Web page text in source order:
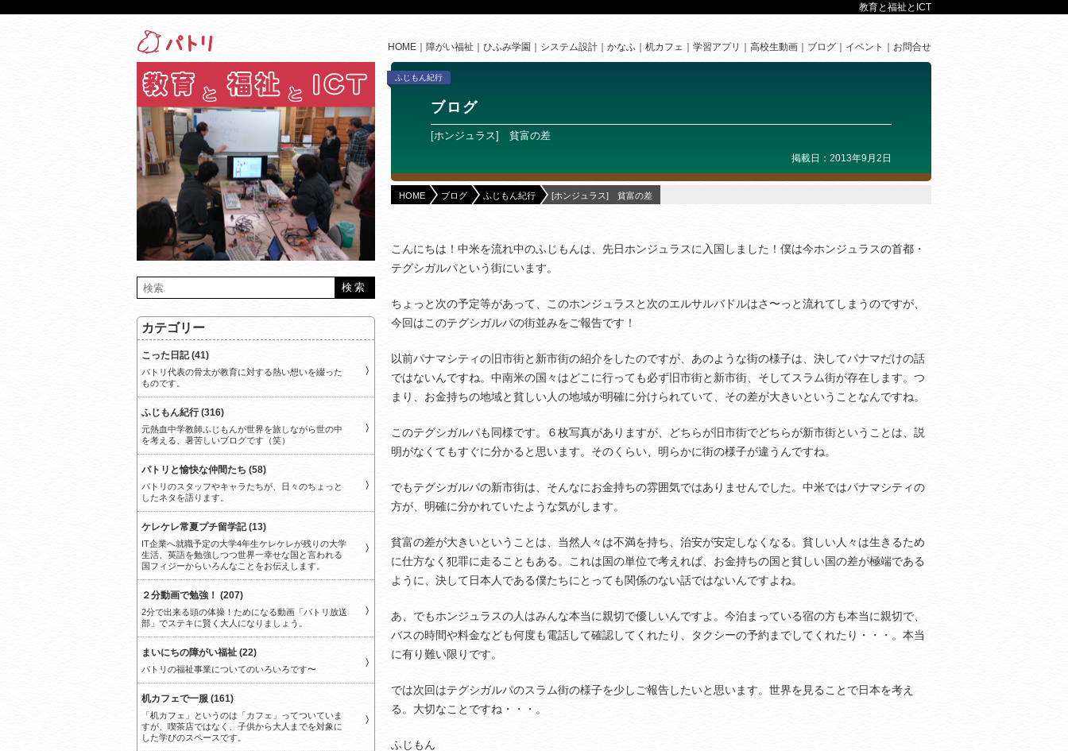
教育と福祉とICT
HOME 障がい福祉 ひふみ学園 システム設計 かなふ 机カフェ 学習アプリ 高校生動画 ブログ イベント お問合せ
ふじもん紀行
ブログ
[ホンジュラス] 貧富の差
掲載日：2013年9月2日
HOME ブログ ふじもん紀行 [ホンジュラス] 貧富の差
こんにちは！中米を流れ中のふじもんは、先日ホンジュラスに入国しました！僕は今ホンジュラスの首都・
テグシガルパという街にいます。
ちょっと次の予定等があって、このホンジュラスと次のエルサルバドルはさ〜っと流れてしまうのですが、
今回はこのテグシガルパの街並みをご報告です！
以前パナマシティの旧市街と新市街の紹介をしたのですが、あのような街の様子は、決してパナマだけの話
ではないんですね。中南米の国々はどこに行っても必ず旧市街と新市街、そしてスラム街が存在します。つ
まり、お金持ちの地域と貧しい人の地域が明確に分けられていて、その差が大きいということなんですね。
このテグシガルパも同様です。６枚写真がありますが、どちらが旧市街でどちらが新市街ということは、説
明がなくてもすぐに分かると思います。そのくらい、明らかに街の様子が違うんですね。
でもテグシガルパの新市街は、そんなにお金持ちの雰囲気ではありませんでした。中米ではパナマシティの
方が、明確に分かれていたような気がします。
貧富の差が大きいということは、当然人々は不満を持ち、治安が安定しなくなる。貧しい人々は生きるため
に仕方なく犯罪に走ることもある。これは国の単位で考えれば、お金持ちの国と貧しい国の差が極端である
ように、決して日本人である僕たちにとっても関係のない話ではないんですよね。
あ、でもホンジュラスの人はみんな本当に親切で優しいんですよ。今泊まっている宿の方も本当に親切で、
バスの時間や料金なども何度も電話して確認してくれたり、タクシーの予約までしてくれたり・・・。本当
に有り難い限りです。
では次回はテグシガルパのスラム街の様子を少しご報告したいと思います。世界を見ることで日本を考え
る。大切なことですね・・・。
ふじもん
カテゴリー
こった日記 (41)
パトリ代表の骨太が教育に対する熱い想いを綴った
ものです。
ふじもん紀行 (316)
元熱血中学教師ふじもんが世界を旅しながら世の中
を考える、暑苦しいブログです（笑）
パトリと愉快な仲間たち (58)
パトリのスタッフやキャラたちが、日々のちょっと
したネタを語ります。
ケレケレ常夏プチ留学記 (13)
IT企業へ就職予定の大学4年生ケレケレが残りの大学
生活、英語を勉強しつつ世界一幸せな国と言われる
国フィジーからいろんなことをお伝えします。
２分動画で勉強！ (207)
2分で出来る頭の体操！ためになる動画「パトリ放送
部」でステキに賢く大人になりましょう。
まいにちの障がい福祉 (22)
パトリの福祉事業についてのいろいろです〜
机カフェで一服 (161)
「机カフェ」というのは「カフェ」ってついていま
すが、喫茶店ではなく、子供から大人までを対象に
した学びのスペースです。